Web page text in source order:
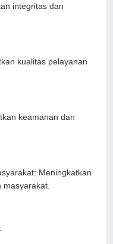
integritas dan
kualitas pelayanan
keamanan dan
Meningkatkan